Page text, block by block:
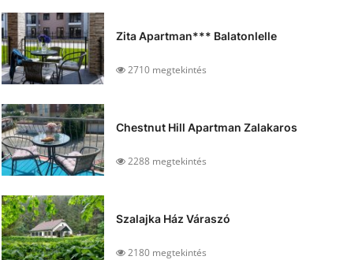
Zita Apartman*** Balatonlelle
2710 megtekintés
Chestnut Hill Apartman Zalakaros
2288 megtekintés
Szalajka Ház Váraszó
2180 megtekintés